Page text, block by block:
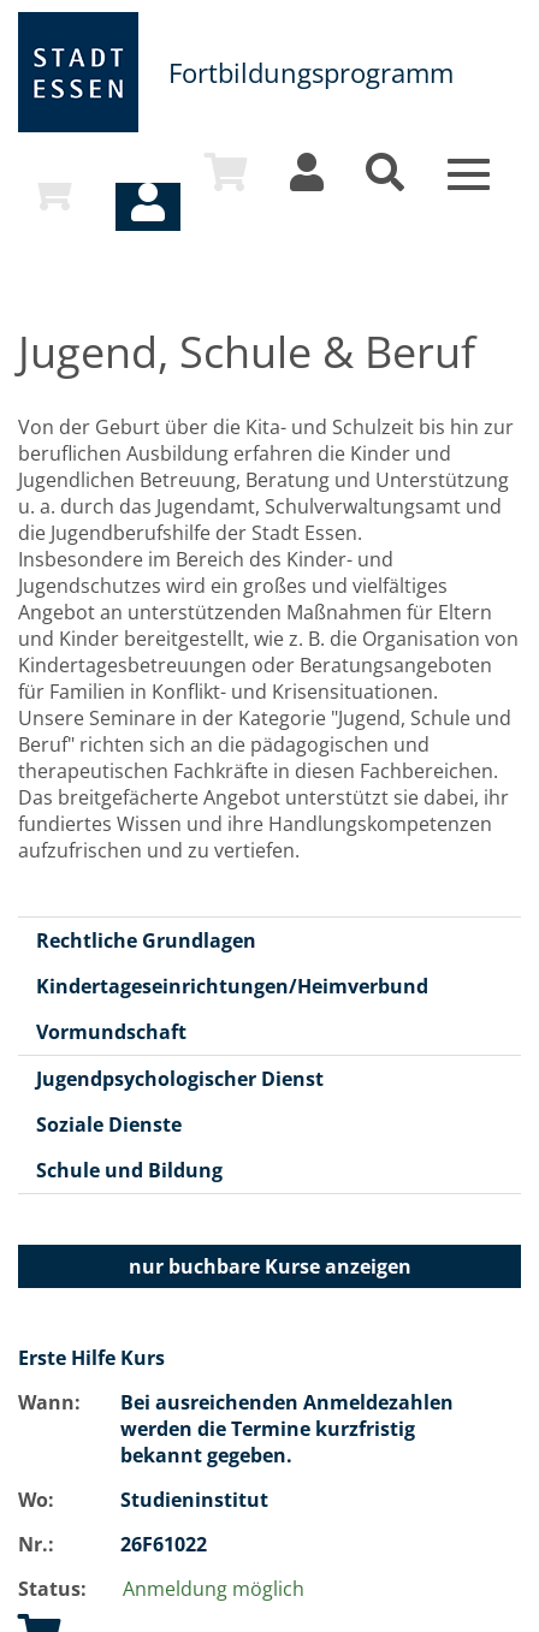
Fortbildungsprogramm
Toggle
Jugend, Schule & Beruf
Von der Geburt über die Kita- und Schulzeit bis hin zur
beruflichen Ausbildung erfahren die Kinder und
Jugendlichen Betreuung, Beratung und Unterstützung
u. a. durch das Jugendamt, Schulverwaltungsamt und
die Jugendberufshilfe der Stadt Essen.
Insbesondere im Bereich des Kinder- und
Jugendschutzes wird ein großes und vielfältiges
Angebot an unterstützenden Maßnahmen für Eltern
und Kinder bereitgestellt, wie z. B. die Organisation von
Kindertagesbetreuungen oder Beratungsangeboten
für Familien in Konflikt- und Krisensituationen.
Unsere Seminare in der Kategorie "Jugend, Schule und
Beruf" richten sich an die pädagogischen und
therapeutischen Fachkräfte in diesen Fachbereichen.
Das breitgefächerte Angebot unterstützt sie dabei, ihr
fundiertes Wissen und ihre Handlungskompetenzen
aufzufrischen und zu vertiefen.
Rechtliche Grundlagen
Kindertageseinrichtungen/Heimverbund
Vormundschaft
Jugendpsychologischer Dienst
Soziale Dienste
Schule und Bildung
nur buchbareKurse anzeigen
Erste Hilfe Kurs
Wann:
Bei ausreichenden Anmeldezahlen
werden die Termine kurzfristig
bekannt gegeben.
Wo:
Studieninstitut
Nr.:
26F61022
Status:
Anmeldung möglich